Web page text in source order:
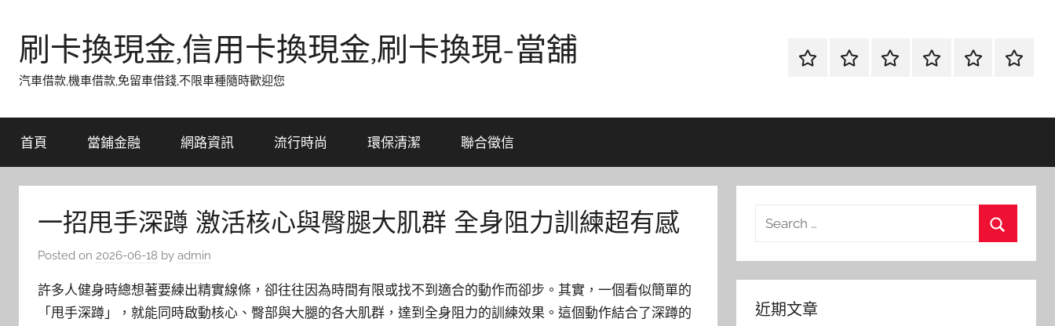
content刷卡換現金,信用卡換現金,刷卡換現-當舖
汽車借款,機車借款,免留車借錢,不限車種隨時歡迎您
首
當
網
流
環
聯
首頁 當鋪金融 網路資訊 流行時尚 環保清潔 聯合徵信
一招甩手深蹲 激活核心與臀腿大肌群 全身阻力訓練超有感
Posted on 2026-06-18 by admin
許多人健身時總想著要練出精實線條，卻往往因為時間有限或找不到適合的動作而卻步。其實，一個看似簡單的
「甩手深蹲」，就能同時啟動核心、臀部與大腿的各大肌群，達到全身阻力的訓練效果。這個動作結合了深蹲的
Search
近期文章